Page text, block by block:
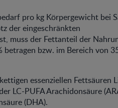
pro kg Körpergewicht bei
der eingeschränkten
muss der Fettanteil der
bzw. im Bereich von
essenziellen Fettsäuren
LC-PUFA Arachidonsäure
(DHA).